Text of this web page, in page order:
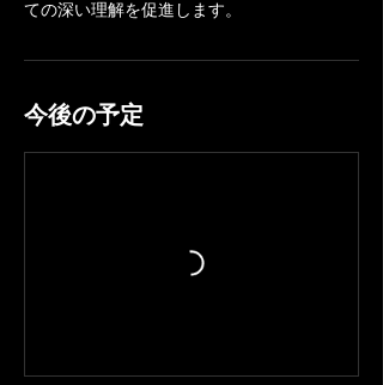
ての深い理解を促進します。
今後の予定